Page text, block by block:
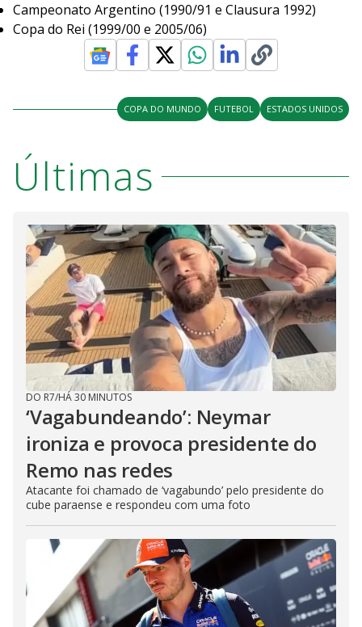
Campeonato Argentino (1990/91 e Clausura 1992)
Copa do Rei (1999/00 e 2005/06)
COPA DO MUNDO FUTEBOL ESTADOS UNIDOS
Últimas
DO R7/HÁ 30 MINUTOS
‘Vagabundeando’: Neymar
ironiza e provoca presidente do
Remo nas redes
Atacante foi chamado de ‘vagabundo’ pelo presidente do
cube paraense e respondeu com uma foto